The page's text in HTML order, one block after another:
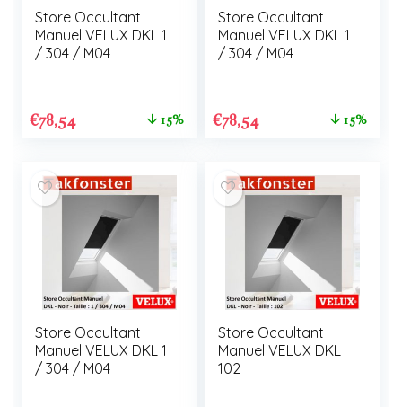
Store Occultant
Manuel VELUX DKL 1
/ 304 / M04
€78,54 15%
Store Occultant
Manuel VELUX DKL 1
/ 304 / M04
€78,54 15%
Store Occultant
Manuel VELUX DKL 1
/ 304 / M04
Store Occultant
Manuel VELUX DKL
102